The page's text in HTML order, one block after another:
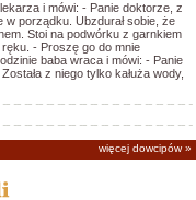
i mówi: - Panie doktorze, z
w porządku. Ubzdurał sobie, że
Stoi na podwórku z garnkiem
ręku. - Proszę go do mnie
baba wraca i mówi: - Panie
z niego tylko kałuża wody,
więcej dowcipów»